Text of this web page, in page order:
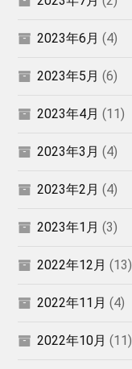
2023年6月 (4)
2023年5月 (6)
2023年4月 (11)
2023年3月 (4)
2023年2月 (4)
2023年1月 (3)
2022年12月 (13)
2022年11月 (4)
2022年10月 (11)